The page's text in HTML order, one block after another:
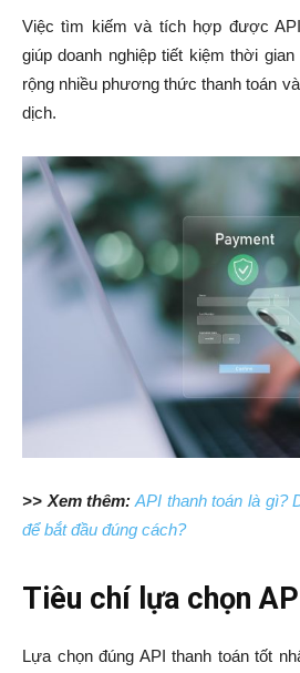
Việc tìm kiếm và tích hợp được
giúp doanh nghiệp tiết kiệm thời
rộng nhiều phương thức thanh toán
dịch.
>> Xem thêm: API thanh toán là gì?
để bắt đầu đúng cách?
Tiêu chí lựa chọn
Lựa chọn đúng API thanh toán tốt